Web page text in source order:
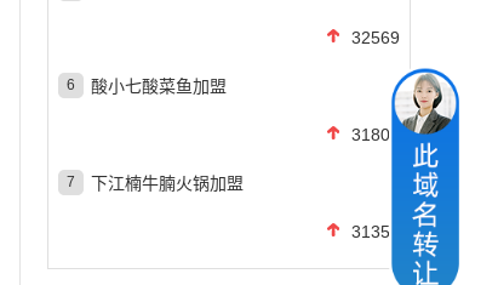
32569
6 酸小七酸菜鱼加盟
31802
7 下江楠牛腩火锅加盟
31357